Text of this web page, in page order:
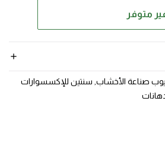
متوفر
صناعة الأخشاب, سنتين للإكسسوارات